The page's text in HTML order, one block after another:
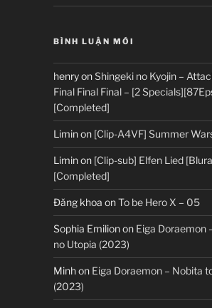
BÌNH LUẬN MỚI
henryonShingeki no Kyojin –
Final Final Final – [2
[Completed]
Liminon [Clip-A4VF] Summer
Liminon [Clip-sub] Elfen Lied
[Completed]
Đăng khoa onTo be Hero X – 05
Sophia Emilionon Eiga Doraemon
no Utopia (2023)
Minhon Eiga Doraemon – Nobita
(2023)